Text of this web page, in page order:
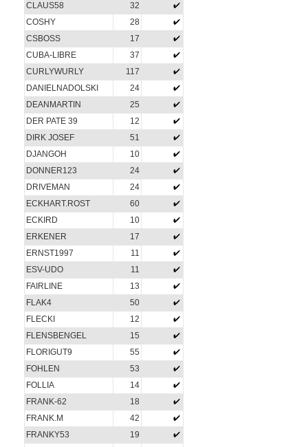
CLAUS58
32
COSHY
28
CSBOSS
17
CUBA-LIBRE
37
CURLYWURLY
117
DANIELNADOLSKI
24
DEANMARTIN
25
DER PATE 39
12
DIRK JOSEF
51
DJANGOH
10
DONNER123
24
DRIVEMAN
24
ECKHART.ROST
60
ECKIRD
10
ERKENER
17
ERNST1997
11
ESV-UDO
11
FAIRLINE
13
FLAK4
50
FLECKI
12
FLENSBENGEL
15
FLORIGUT9
55
FOHLEN
53
FOLLIA
14
FRANK-62
18
FRANK.M
42
FRANKY53
19